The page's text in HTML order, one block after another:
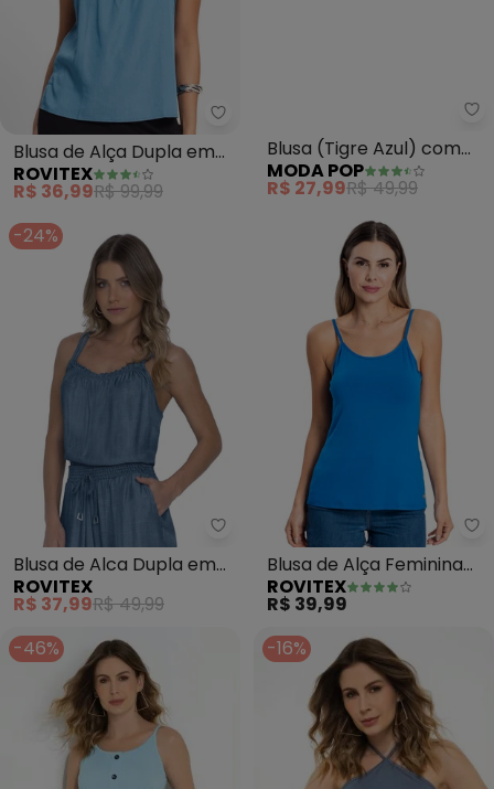
Rovitex - Blusa de Alça Dupla
Blusa de Alça Dupla em
Liocel (Azul)
ROVITEX
R$ 36,99R$ 99,99
Blusa (Tigre Azul) com
Argola e Alças
MODA POP
R$ 27,99R$ 49,99
-24%
Rovitex - Blusa de Alca Dupla
Blusa de Alca Dupla em
Liocel (Azul)
ROVITEX
R$ 37,99R$ 49,99
Blusa de Alça Feminina
Básica (Azul)
ROVITEX
R$ 39,99
-46%
-16%